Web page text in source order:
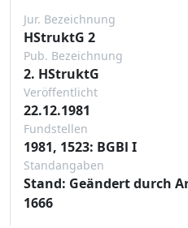
Jur. Bezeichnung
HStruktG 2
Pub. Bezeichnung
2. HStruktG
Veröffentlicht
22.12.1981
Fundstellen
1981, 1523: BGBl I
Standangaben
Stand: Geändert durch
1666